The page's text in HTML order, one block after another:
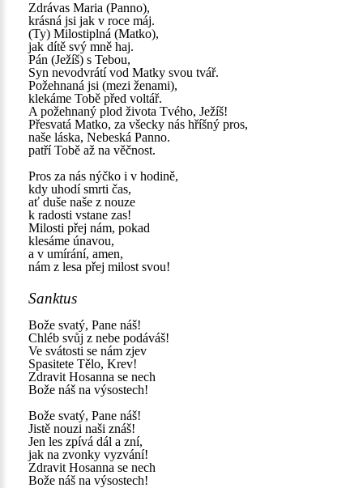
Zdrávas Maria (Panno),
krásná jsi jak v roce máj.
(Ty) Milostiplná (Matko),
jak dítě svý mně haj.
Pán (Ježíš) s Tebou,
Syn nevodvrátí vod Matky svou tvář.
Požehnaná jsi (mezi ženami),
klekáme Tobě před voltář.
A požehnaný plod života Tvého, Ježíš!
Přesvatá Matko, za všecky nás hříšný pros,
naše láska, Nebeská Panno.
patří Tobě až na věčnost.
Pros za nás nýčko i v hodině,
kdy uhodí smrti čas,
ať duše naše z nouze
k radosti vstane zas!
Milosti přej nám, pokad
klesáme únavou,
a v umírání, amen,
nám z lesa přej milost svou!
Sanktus
Bože svatý, Pane náš!
Chléb svůj z nebe podáváš!
Ve svátosti se nám zjev
Spasitete Tělo, Krev!
Zdravit Hosanna se nech
Bože náš na výsostech!
Bože svatý, Pane náš!
Jistě nouzi naši znáš!
Jen les zpívá dál a zní,
jak na zvonky vyzvání!
Zdravit Hosanna se nech
Bože náš na výsostech!